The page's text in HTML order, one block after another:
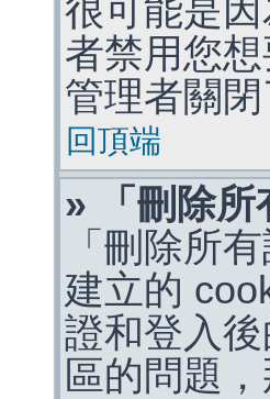
很可能是
者禁用您
管理者關
回頂端
» 「刪除
「刪除所
建立的
證和登入
區的問題